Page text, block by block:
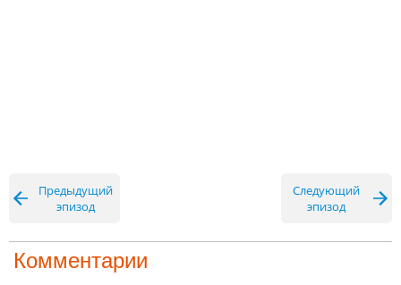
Предыдущий
эпизод
Следующий
эпизод
Комментарии